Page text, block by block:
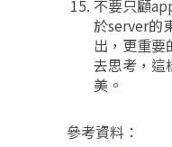
不要只顧
於server的
出，更重要
去思考，這
美。
參考資料：